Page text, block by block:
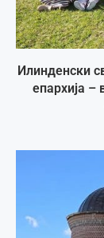
Илинденски
епархија –